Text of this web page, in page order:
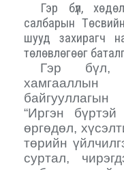
Гэр бүл,
салбарын
шууд захирагч
төлөвлөгөөг
Гэр бүл,
“Иргэн бүртэй
өргөдөл,
төрийн
суртал,